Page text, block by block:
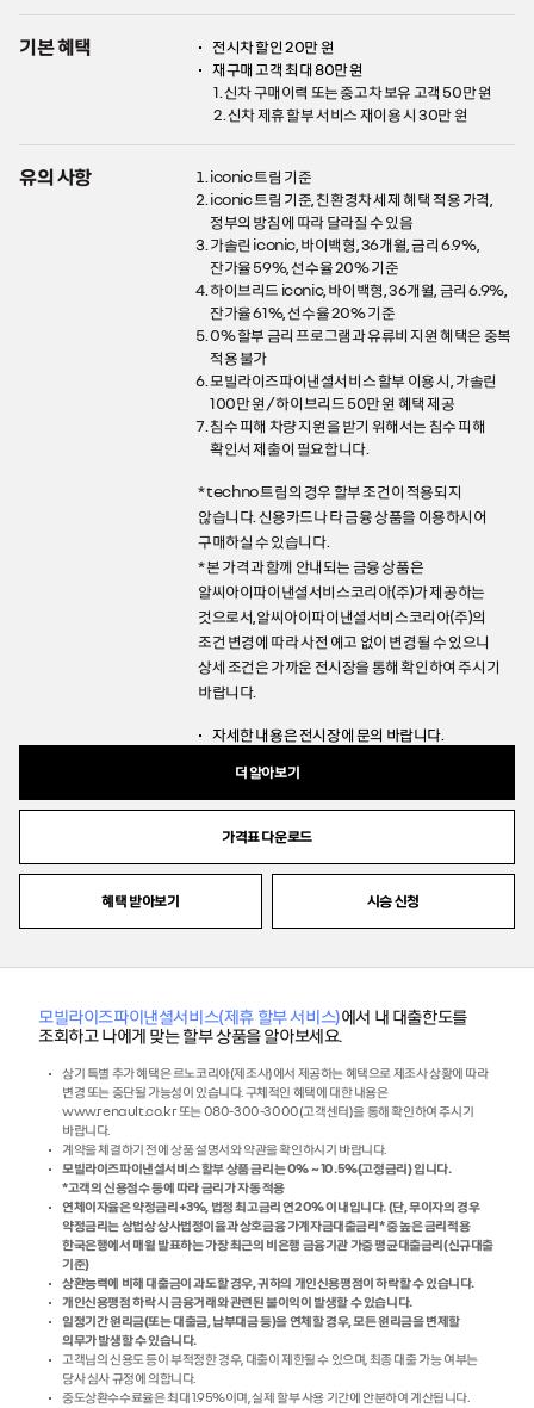
더 알아보기
가격표 다운로드
혜택 받아보기 시승 신청
기본 혜택
전시차 할인 20만 원
재구매 고객 최대 80만 원
1. 신차 구매이력 또는 중고차 보유 고객 50만 원
2. 신차 제휴 할부 서비스 재이용 시 30만 원
유의 사항
iconic 트림 기준
iconic 트림 기준, 친환경차 세제 혜택 적용 가격,
정부의 방침에 따라 달라질 수 있음
가솔린 iconic, 바이백형, 36개월, 금리 6.9%,
잔가율 59%, 선수율 20% 기준
하이브리드 iconic, 바이백형, 36개월, 금리 6.9%,
잔가율 61%, 선수율 20% 기준
0% 할부 금리 프로그램과 유류비 지원 혜택은 중복
적용 불가
모빌라이즈파이낸셜서비스 할부 이용 시, 가솔린
100만 원 / 하이브리드 50만 원 혜택 제공
침수 피해 차량 지원을 받기 위해서는 침수 피해
확인서 제출이 필요합니다.
* techno 트림의 경우 할부 조건이 적용되지
않습니다. 신용카드나 타 금융 상품을 이용하시어
구매하실 수 있습니다.
* 본 가격과 함께 안내되는 금융 상품은
알씨아이파이낸셜서비스코리아(주)가 제공하는
것으로서,알씨아이파이낸셜서비스코리아(주)의
조건 변경에 따라 사전 예고 없이 변경될 수 있으니
상세 조건은 가까운 전시장을 통해 확인하여 주시기
바랍니다.
자세한 내용은 전시장에 문의 바랍니다.
모빌라이즈파이낸셜서비스(제휴 할부 서비스)에서 내 대출한도를
조회하고 나에게 맞는 할부 상품을 알아보세요.
상기 특별 추가 혜택은 르노코리아(제조사)에서 제공하는 혜택으로 제조사 상황에 따라
변경 또는 중단될 가능성이 있습니다. 구체적인 혜택에 대한 내용은
www.renault.co.kr 또는 080-300-3000(고객센터)을 통해 확인하여 주시기
바랍니다.
계약을 체결하기 전에 상품 설명서와 약관을 확인하시기 바랍니다.
모빌라이즈파이낸셜서비스 할부 상품 금리는 0% ~ 10.5%(고정금리) 입니다.
*고객의 신용점수 등에 따라 금리가 자동 적용
연체이자율은 약정금리+3%, 법정 최고금리 연20% 이내입니다. (단, 무이자의 경우
약정금리는 상법상 상사법정이율과 상호금융 가계자금대출금리* 중 높은 금리적용
한국은행에서 매월 발표하는 가장 최근의 비은행 금융기관 가중 평균대출금리(신규대출
기준)
상환능력에 비해 대출금이 과도할 경우, 귀하의 개인신용평점이 하락할 수 있습니다.
개인신용평점 하락 시 금융거래와 관련된 불이익이 발생할 수 있습니다.
일정기간 원리금(또는 대출금, 납부대금 등)을 연체할 경우, 모든 원리금을 변제할
의무가 발생할 수 있습니다.
고객님의 신용도 등이 부적정한 경우, 대출이 제한될 수 있으며, 최종 대출 가능 여부는
당사 심사 규정에 의합니다.
중도상환수수료율은 최대 1.95%이며, 실제 할부 사용 기간에 안분하여 계산됩니다.